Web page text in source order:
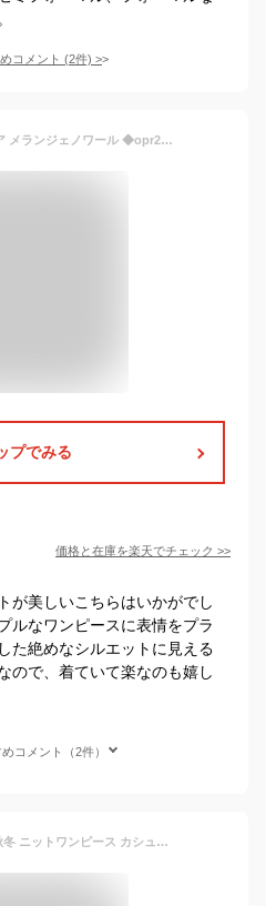
コメント (2件) >
ワンピース：ケリー フレア メランジェノワール ◆opr2a-050009 レディース ワンピ きれいめ 30代 40代 50代 着やせ 大人 上品 エレガント 大きいサイズ トールサイズ フレアワンピース フォーマル オフィス カジュアル 膝丈 ひざ丈 七分袖 長袖 おしゃれ 春 秋 冬 黒
プでみる
価格と在庫を楽天でチェック >>
が美しいこちらはいかがでし
ルなワンピースに表情をプラ
た絶めなシルエットに見える
ので、着ていて楽なのも嬉し
コメント（2件）
ニット ワンピース 秋 冬 秋冬 ニットワンピース カシュクール プリーツ プリーツワンピース 長袖 厚手 ひざ下丈 ロング丈 ミモレ丈 お呼ばれ きれいめ 体型カバー レディースワンピース SAISON DE PAPILLON sdpxyf7005